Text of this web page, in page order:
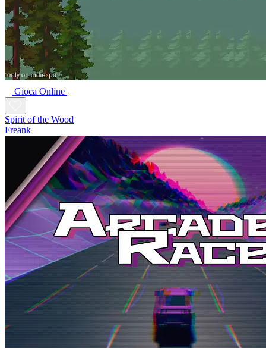
Gioca Online
Spirit of the Wood
Freank